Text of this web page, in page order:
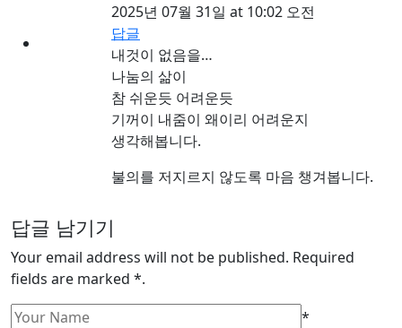
2025년 07월 31일 at 10:02 오전
답글
내것이 없음을…
나눔의 삶이
참 쉬운듯 어려운듯
기꺼이 내줌이 왜이리 어려운지
생각해봅니다.
불의를 저지르지 않도록 마음 챙겨봅니다.
답글 남기기
Your email address will not be published. Required
fields are marked *.
*